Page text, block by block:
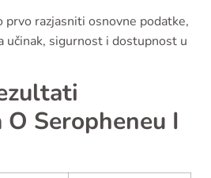
prvo razjasniti osnovne podatke,
učinak, sigurnost i dostupnost u
Seropheneu I